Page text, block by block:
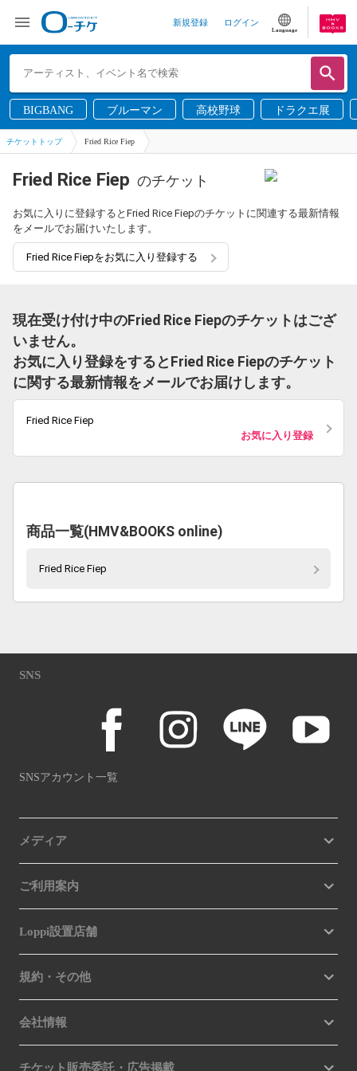
新規登録 ログイン
Language
BIGBANG ブルーマン 高校野球 ドラクエ展
チケットトップ Fried Rice Fiep
Fried Rice Fiep のチケット
お気に入りに登録するとFried Rice Fiepのチケットに関連する最新情報
をメールでお届けいたします。
Fried Rice Fiepをお気に入り登録する
現在受け付け中のFried Rice Fiepのチケットはござ
いません。
お気に入り登録をするとFried Rice Fiepのチケット
に関する最新情報をメールでお届けします。
Fried Rice Fiep
お気に入り登録
商品一覧(HMV&BOOKS online)
Fried Rice Fiep
SNS
SNSアカウント一覧
メディア
ご利用案内
Loppi設置店舗
規約・その他
会社情報
チケット販売委託・広告掲載